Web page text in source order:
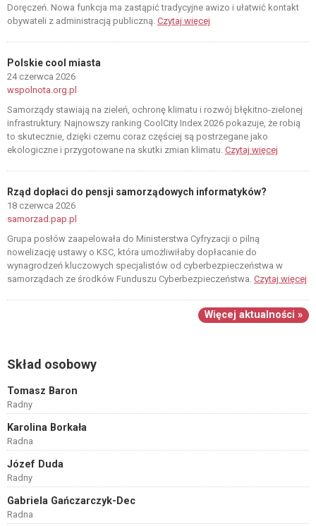
Doręczeń. Nowa funkcja ma zastąpić tradycyjne awizo i ułatwić kontakt
obywateli z administracją publiczną. Czytaj więcej
Polskie cool miasta
24 czerwca 2026
wspolnota.org.pl
Samorządy stawiają na zieleń, ochronę klimatu i rozwój błękitno-zielonej
infrastruktury. Najnowszy ranking CoolCity Index 2026 pokazuje, że robią
to skutecznie, dzięki czemu coraz częściej są postrzegane jako
ekologiczne i przygotowane na skutki zmian klimatu. Czytaj więcej
Rząd dopłaci do pensji samorządowych informatyków?
18 czerwca 2026
samorzad.pap.pl
Grupa posłów zaapelowała do Ministerstwa Cyfryzacji o pilną
nowelizację ustawy o KSC, która umożliwiłaby dopłacanie do
wynagrodzeń kluczowych specjalistów od cyberbezpieczeństwa w
samorządach ze środków Funduszu Cyberbezpieczeństwa. Czytaj więcej
Więcej aktualności »
Skład osobowy
Tomasz Baron
Radny
Karolina Borkała
Radna
Józef Duda
Radny
Gabriela Gańczarczyk-Dec
Radna